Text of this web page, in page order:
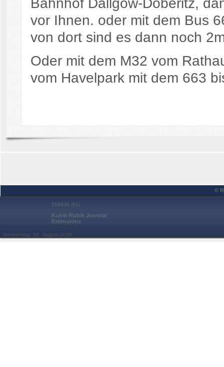
Bahnhof Dallgow-Döberitz,
vor Ihnen. oder mit dem Bus
von dort sind es dann noch
Oder mit dem M32 vom
vom Havelpark mit dem 663
©
258836 (61)
Kubik-Rubik Joomla!
Extensions
Donnerstag, 06. August 2026